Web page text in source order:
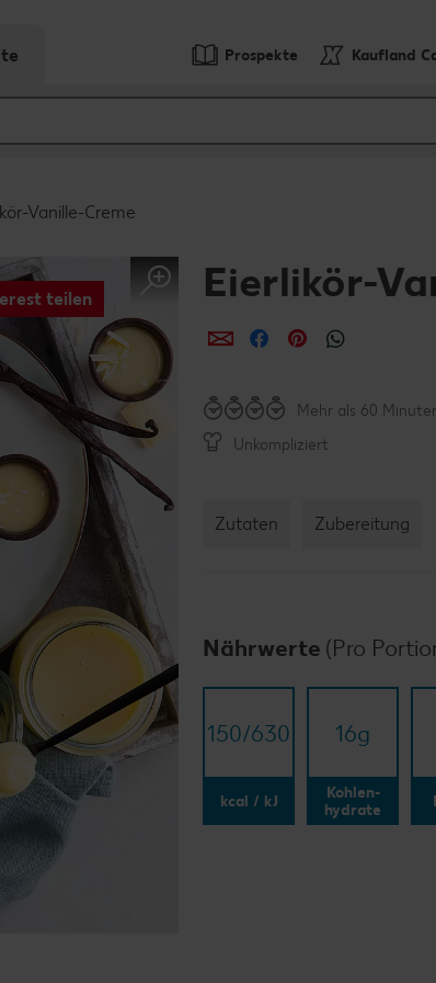
Prospekte Kaufland
Vanille-Creme
teilen Eierlikör-
per E-Mail teilen
per Facebook teilen
per Pinterest
Mehr als 60
Unkompliziert
Zutaten Zubereitung
Nährwerte (Pro
150/​630
kcal / kJ
16g
Kohlen-
hydrate